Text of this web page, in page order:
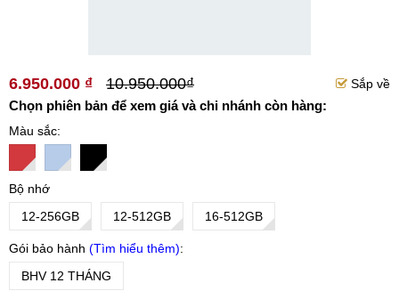
6.950.000 ₫ 10.950.000₫ Sắp về
Chọn phiên bản để xem giá và chi nhánh còn hàng:
Màu sắc
Bộ nhớ
12-256GB
12-512GB 16-512GB
Gói bảo hành
Tìm hiểu thêm
BHV 12 THÁNG